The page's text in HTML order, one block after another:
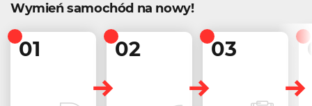
Wymień samochód na nowy!
01 02 03